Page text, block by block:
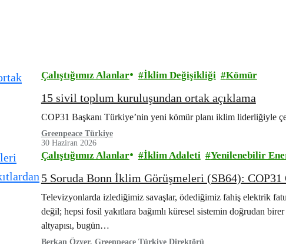
Çalıştığımız Alanlar İklim Değişikliği Kömür
15 sivil toplum kuruluşundan ortak açıklama
COP31 Başkanı Türkiye’nin yeni kömür planı iklim liderliğiyle
Greenpeace Türkiye
30 Haziran 2026
Çalıştığımız Alanlar İklim Adaleti Yenilenebilir
5 Soruda Bonn İklim Görüşmeleri (SB64): COP31
Televizyonlarda izlediğimiz savaşlar, ödediğimiz fahiş elektrik
değil; hepsi fosil yakıtlara bağımlı küresel sistemin doğrudan
altyapısı, bugün…
Berkan Özyer, Greenpeace Türkiye Direktörü